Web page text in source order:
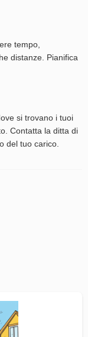
tempo,
distanze. Pianifica
si trovano i tuoi
Contatta la ditta di
del tuo carico.